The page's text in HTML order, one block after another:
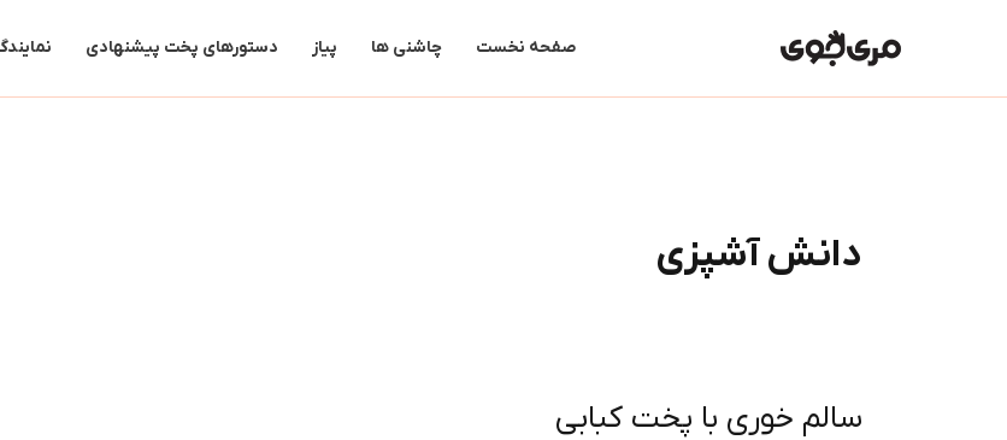
صفحه نخست چاشنی ها پیاز دستورهای پخت پیشنهادی
دانش آشپزی
سالم خوری با پخت کبابی
سالم